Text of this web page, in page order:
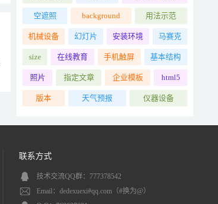
空遮照 background 用法示范
机械设备 幻灯片 安装环境 马赛克
size 在线教育 手机触屏 基本结构
照片 指定文章 企业模板 html5
版本 天气预报 仪器设备
联系方式
技术交流QQ群：777378542
Email：dedexuexi#qq.com（#换为@）